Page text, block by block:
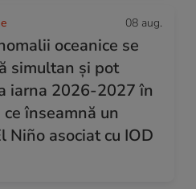
08 aug.
oceanice se
simultan și pot
iarna 2026-2027 în
ce înseamnă un
Niño asociat cu IOD